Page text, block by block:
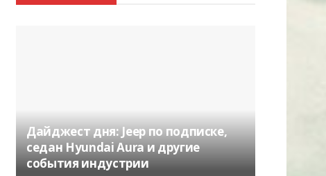
Дайджест дня: Jeep по подписке,
седан Hyundai Aura и другие
события индустрии